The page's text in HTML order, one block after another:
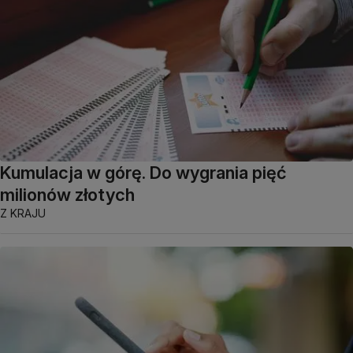
Kumulacja w górę. Do wygrania pięć
milionów złotych
Z KRAJU